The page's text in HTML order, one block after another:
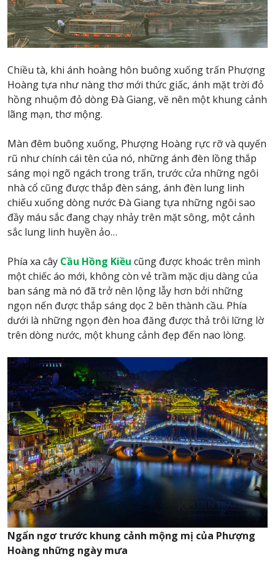
Chiều tà, khi ánh hoàng hôn buông xuống trấn Phượng
Hoàng tựa như nàng thơ mới thức giấc, ánh mặt trời đỏ
hồng nhuộm đỏ dòng Đà Giang, vẽ nên một khung cảnh
lãng mạn, thơ mộng.
Màn đêm buông xuống, Phượng Hoàng rực rỡ và quyến
rũ như chính cái tên của nó, những ánh đèn lồng thắp
sáng mọi ngõ ngách trong trấn, trước cửa những ngôi
nhà cổ cũng được thắp đèn sáng, ánh đèn lung linh
chiếu xuống dòng nước Đà Giang tựa những ngôi sao
đầy máu sắc đang chạy nhảy trên mặt sông, một cảnh
sắc lung linh huyền ảo…
Phía xa cây Cầu Hồng Kiều cũng được khoác trên mình
một chiếc áo mới, không còn vẻ trầm mặc dịu dàng của
ban sáng mà nó đã trở nên lộng lẫy hơn bởi những
ngọn nến được thắp sáng dọc 2 bên thành cầu. Phía
dưới là những ngọn đèn hoa đăng được thả trôi lững lờ
trên dòng nước, một khung cảnh đẹp đến nao lòng.
Ngẩn ngơ trước khung cảnh mộng mị của Phượng
Hoàng những ngày mưa